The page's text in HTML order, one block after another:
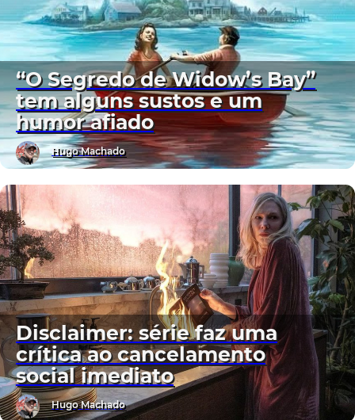
“O Segredo de Widow’s Bay”
tem alguns sustos e um
humor afiado
Hugo Machado
Disclaimer: série faz uma
crítica ao cancelamento
social imediato
Hugo Machado